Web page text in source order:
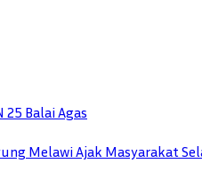
25 Balai Agas
Melawi Ajak Masyarakat